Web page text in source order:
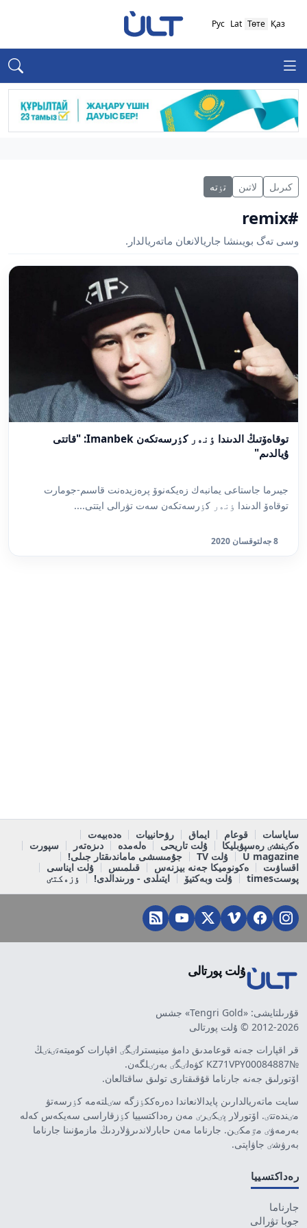
Қаз
Төте
Lat
Рус
كىرىل لاتىن تٶتە
#remix
وسى تەگ بويىنشا جاريالانعان ماتەريالدار.
توقاەۆتىڭ الدىندا ٶنەر كٶرسەتكەن Imanbek: "قاتتى
ۇيالدىم"
جيىرما جاستاعى يمانبەك زەيكەنوۆ پرەزيدەنت قاسىم-جومارت
توقاەۆ الدىندا ٶنەر كٶرسەتكەن سەت تۋرالى ايتتى....
8 جەلتوقسان 2020
ساياسات قوعام ايماق رۋحانييات
ەدەبيەت
ەكٸنشٸ رەسپۋبليكا
ۇلت تاريحى ەلەمدە دىزەتەر
سپورت
U magazine
ۇلت TV
جۇمىسشى ماماندىقتار جىلى!
اقساۋىت
ەكونوميكا جەنە بيزنەس قىلمىس
ۇلت ايناسى
پوستtimes
ۇلت وبەكتيۆ ايتىلدى - ورىندالدى! ٶزەكتٸ
ۇلت پورتالى
قۇرىلتايشى: «Tengri Gold» جشس
2012-2026 © ۇلت پورتالى
قر اقپارات جەنە قوعامدىق دامۋ مينيسترلٸگٸ اقپارات كوميتەتٸنٸڭ
№KZ71VPY00084887 كۋەلٸگٸ بەرٸلگەن.
اۆتورلىق جەنە جارناما قۇقىقتارى تولىق ساقتالعان.
سايت ماتەريالدارىن پايدالانعاندا دەرەككٶزگە سٸلتەمە كٶرسەتۋ
مٸندەتتٸ. اۆتورلار پٸكٸرٸ مەن رەداكتسييا كٶزقاراسى سەيكەس كەلە
بەرمەۋٸ مٷمكٸن. جارناما مەن حابارلاندىرۋلاردىڭ مازمۇنىنا جارناما
بەرۋشٸ جاۋاپتى.
رەداكتسييا
جارناما
جوبا تۋرالى